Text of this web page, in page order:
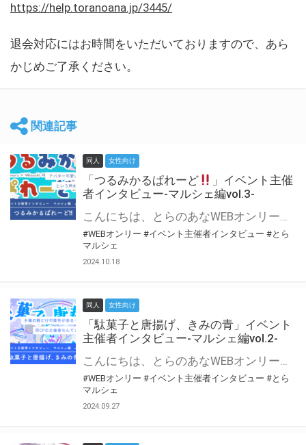
https://help.toranoana.jp/3445/
退会対応にはお時間をいただいておりますので、あら
かじめご了承ください。
関連記事
同人 女性向け
「つるみかるぱれーど
」イベント主催
者インタビュー-マルシェ編vol.3-
こんにちは、とらのあなWEBオンリー運営スタッフです。 新たにお届けする、イベント主催者インタビュー-マルシェ編-は、 とらのあなWEBオンリー「マルシェ」をご利用した主催様に 「マルシェ」を使って開催した感想や心がけをお聞きする企画です。 今回は、WEBオンリー初開催「つるみかるぱれーど
#WEBオンリー #イベント主催者インタビュー #とら
マルシェ
2024.10.18
同人 女性向け
「駄菓子と唐揚げ、きみの青」イベント
主催者インタビュー-マルシェ編vol.2-
こんにちは、とらのあなWEBオンリー運営スタッフです。 新たにお届けする、イベント主催者インタビュー-マルシェ編-は、 とらのあなWEBオンリー「マルシェ」をご利用の主催様に 「マルシェ」を使ってイベントを開催した感想や心がけをお聞きする企画です。 今回は、WEBオンリー初開催「駄菓子と唐揚げ、きみの青」より、 主催のぎこ六屋様にお話を伺いました。 協力：ぎこ六屋様／イベント公式Twitter（@krkgwks） とらのあなWEBオンリー「マルシェ」とは？ WEBオンリーでリアルタイムでコミュニケーションがとれるオンライン会場です。
#WEBオンリー #イベント主催者インタビュー #とら
マルシェ
2024.09.27